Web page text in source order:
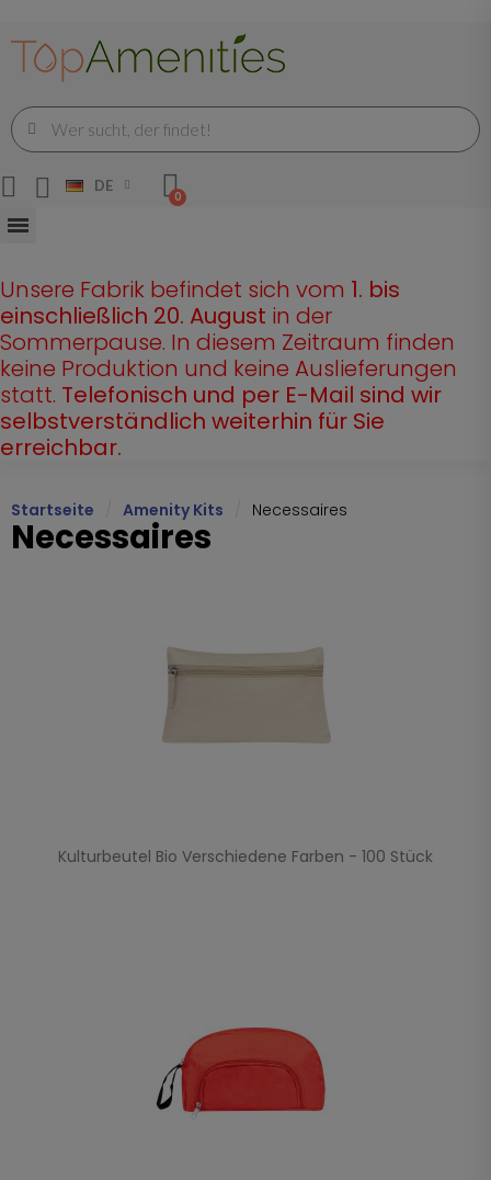
DE
Unsere Fabrik befindet sich vom 1. bis
einschließlich 20. August in der
Sommerpause. In diesem Zeitraum finden
keine Produktion und keine Auslieferungen
statt. Telefonisch und per E-Mail sind wir
selbstverständlich weiterhin für Sie
erreichbar.
Startseite Amenity Kits Necessaires
Necessaires
Kulturbeutel Bio Verschiedene Farben - 100 Stück